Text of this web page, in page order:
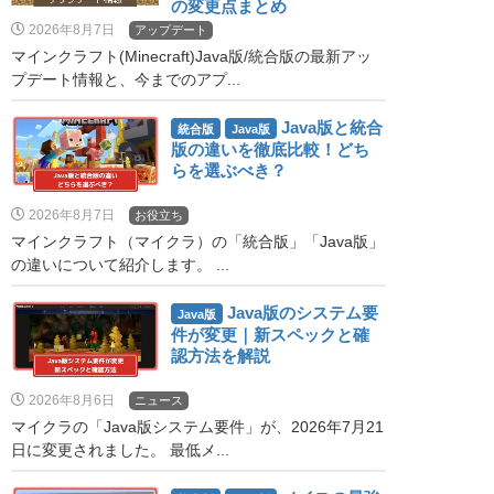
の変更点まとめ
2026年8月7日 アップデート
マインクラフト(Minecraft)Java版/統合版の最新アッ
プデート情報と、今までのアプ...
統合版 Java版
Java版と統合
版の違いを徹底比較！どち
らを選ぶべき？
2026年8月7日 お役立ち
マインクラフト（マイクラ）の「統合版」「Java版」
の違いについて紹介します。 ...
Java版
Java版のシステム要
件が変更｜新スペックと確
認方法を解説
2026年8月6日 ニュース
マイクラの「Java版システム要件」が、2026年7月21
日に変更されました。 最低メ...